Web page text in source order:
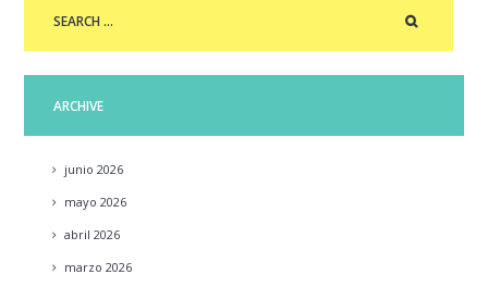
ARCHIVE
junio 2026
mayo 2026
abril 2026
marzo 2026